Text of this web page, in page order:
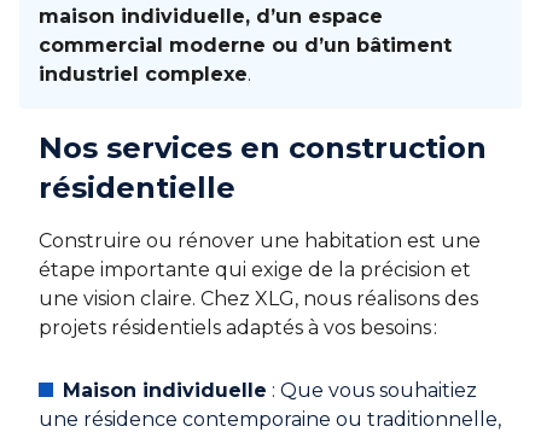
maison individuelle, d’un espace
commercial moderne ou d’un bâtiment
industriel complexe.
Nos services en construction
résidentielle
Construire ou rénover une habitation est une
étape importante qui exige de la précision et
une vision claire. Chez XLG, nous réalisons des
projets résidentiels adaptés à vos besoins :
Maison individuelle : Que vous souhaitiez
une résidence contemporaine ou traditionnelle,